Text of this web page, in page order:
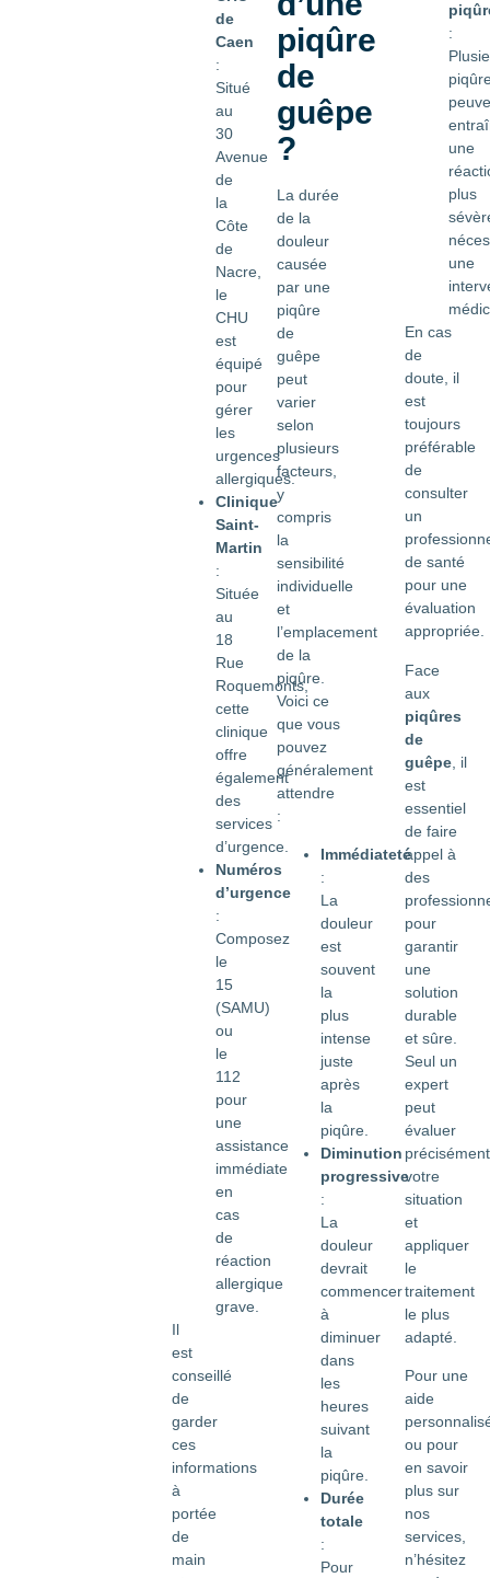
de
Caen
:
Situé
au
30
Avenue
de
la
Côte
de
Nacre,
le
CHU
est
équipé
pour
gérer
les
urgences
allergiques.
Clinique
Saint-
Martin
:
Située
au
18
Rue
Roquemonts,
cette
clinique
offre
également
des
services
d’urgence.
Numéros
d’urgence
:
Composez
le
15
(SAMU)
ou
le
112
pour
une
assistance
immédiate
en
cas
de
réaction
allergique
grave.
Il
est
conseillé
de
garder
ces
informations
à
portée
de
main
piqûre
de
guêpe
?
La durée
de la
douleur
causée
par une
piqûre
de
guêpe
peut
varier
selon
plusieurs
facteurs,
y
compris
la
sensibilité
individuelle
et
l’emplacement
de la
piqûre.
Voici ce
que vous
pouvez
généralement
attendre
:
Immédiateté
:
La
douleur
est
souvent
la
plus
intense
juste
après
la
piqûre.
Diminution
progressive
:
La
douleur
devrait
commencer
à
diminuer
dans
les
heures
suivant
la
piqûre.
Durée
totale
:
Pour
:
une
plus
une
En cas
de
doute, il
est
toujours
préférable
de
consulter
un
de santé
pour une
évaluation
appropriée.
Face
aux
piqûres
de
guêpe, il
est
essentiel
de faire
appel à
des
pour
garantir
une
solution
durable
et sûre.
Seul un
expert
peut
évaluer
précisément
votre
situation
et
appliquer
le
traitement
le plus
adapté.
Pour une
aide
ou pour
en savoir
plus sur
nos
services,
n’hésitez